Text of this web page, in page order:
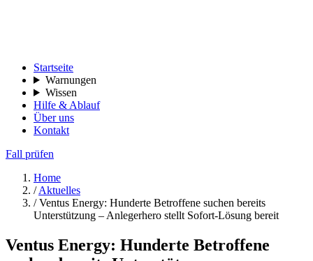
Startseite
Warnungen
Wissen
Hilfe & Ablauf
Über uns
Kontakt
Fall prüfen
Home
/ Aktuelles
/ Ventus Energy: Hunderte Betroffene suchen bereits
Unterstützung – Anlegerhero stellt Sofort-Lösung bereit
Ventus Energy: Hunderte Betroffene